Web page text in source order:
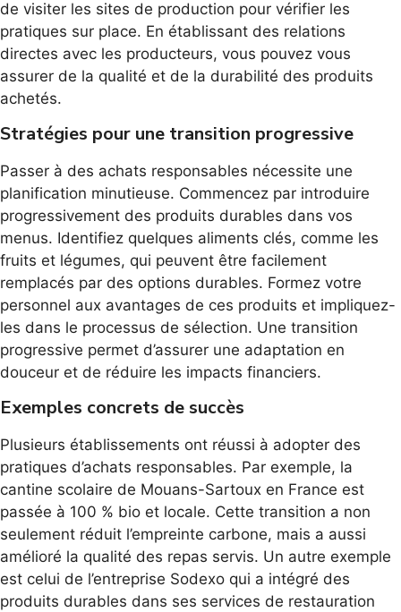
de visiter les sites de production pour vérifier les
pratiques sur place. En établissant des relations
directes avec les producteurs, vous pouvez vous
assurer de la qualité et de la durabilité des produits
achetés.
Stratégies pour une transition progressive
Passer à des achats responsables nécessite une
planification minutieuse. Commencez par introduire
progressivement des produits durables dans vos
menus. Identifiez quelques aliments clés, comme les
fruits et légumes, qui peuvent être facilement
remplacés par des options durables. Formez votre
personnel aux avantages de ces produits et impliquez-
les dans le processus de sélection. Une transition
progressive permet d’assurer une adaptation en
douceur et de réduire les impacts financiers.
Exemples concrets de succès
Plusieurs établissements ont réussi à adopter des
pratiques d’achats responsables. Par exemple, la
cantine scolaire de Mouans-Sartoux en France est
passée à 100 % bio et locale. Cette transition a non
seulement réduit l’empreinte carbone, mais a aussi
amélioré la qualité des repas servis. Un autre exemple
est celui de l’entreprise Sodexo qui a intégré des
produits durables dans ses services de restauration